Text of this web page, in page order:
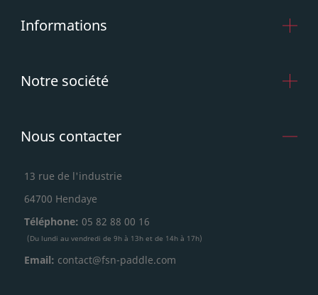
Informations
Notre société
Nous contacter
13 rue de l'industrie
64700 Hendaye
Téléphone: 05 82 88 00 16
(Du lundi au vendredi de 9h à 13h et de 14h à 17h)
Email: contact@fsn-paddle.com